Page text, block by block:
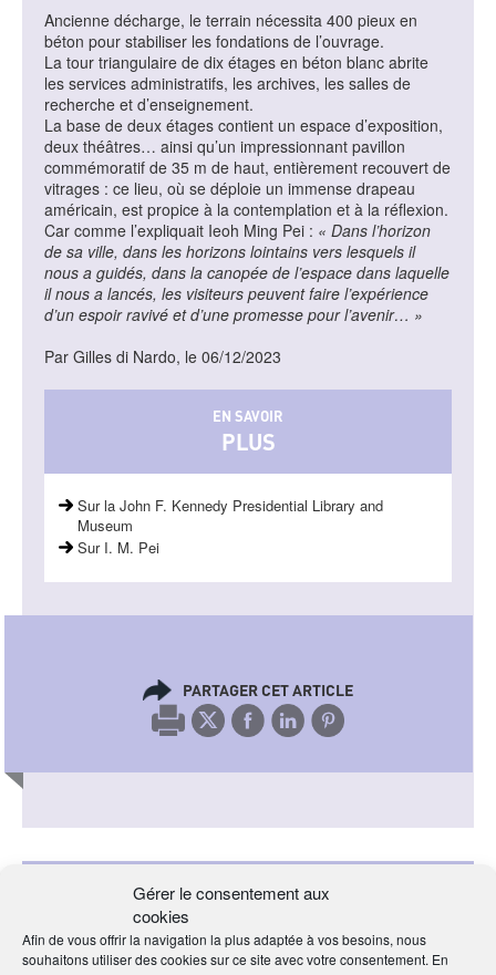
Gérer le consentement aux
cookies
Afin de vous offrir la navigation la plus adaptée à vos besoins, nous
souhaitons utiliser des cookies sur ce site avec votre consentement. En
Ancienne décharge, le terrain nécessita 400 pieux en
béton pour stabiliser les fondations de l’ouvrage.
La tour triangulaire de dix étages en béton blanc abrite
les services administratifs, les archives, les salles de
recherche et d’enseignement.
La base de deux étages contient un espace d’exposition,
deux théâtres… ainsi qu’un impressionnant pavillon
commémoratif de 35 m de haut, entièrement recouvert de
vitrages : ce lieu, où se déploie un immense drapeau
américain, est propice à la contemplation et à la réflexion.
Car comme l’expliquait Ieoh Ming Pei : « Dans l’horizon
de sa ville, dans les horizons lointains vers lesquels il
nous a guidés, dans la canopée de l’espace dans laquelle
il nous a lancés, les visiteurs peuvent faire l’expérience
d’un espoir ravivé et d’une promesse pour l’avenir… »
Par Gilles di Nardo, le 06/12/2023
EN SAVOIR
PLUS
Sur la John F. Kennedy Presidential Library and
Museum
Sur I. M. Pei
PARTAGER CET ARTICLE
Nos derniers articles
Un nouvel écrin pour la